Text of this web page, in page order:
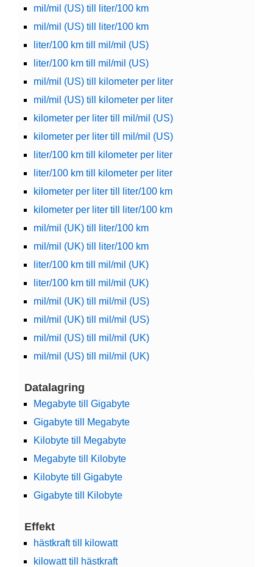
mil/mil (US) till liter/100 km
mil/mil (US) till liter/100 km
liter/100 km till mil/mil (US)
liter/100 km till mil/mil (US)
mil/mil (US) till kilometer per liter
mil/mil (US) till kilometer per liter
kilometer per liter till mil/mil (US)
kilometer per liter till mil/mil (US)
liter/100 km till kilometer per liter
liter/100 km till kilometer per liter
kilometer per liter till liter/100 km
kilometer per liter till liter/100 km
mil/mil (UK) till liter/100 km
mil/mil (UK) till liter/100 km
liter/100 km till mil/mil (UK)
liter/100 km till mil/mil (UK)
mil/mil (UK) till mil/mil (US)
mil/mil (UK) till mil/mil (US)
mil/mil (US) till mil/mil (UK)
mil/mil (US) till mil/mil (UK)
Datalagring
Megabyte till Gigabyte
Gigabyte till Megabyte
Kilobyte till Megabyte
Megabyte till Kilobyte
Kilobyte till Gigabyte
Gigabyte till Kilobyte
Effekt
hästkraft till kilowatt
kilowatt till hästkraft